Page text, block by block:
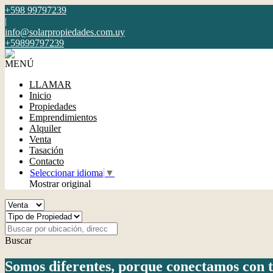
+598 99797239
|
info@solarpropiedades.com.uy
+59899797239
MENÚ
LLAMAR
Inicio
Propiedades
Emprendimientos
Alquiler
Venta
Tasación
Contacto
Seleccionar idioma ▼
Mostrar original
Buscar
Somos diferentes, porque conectamos con